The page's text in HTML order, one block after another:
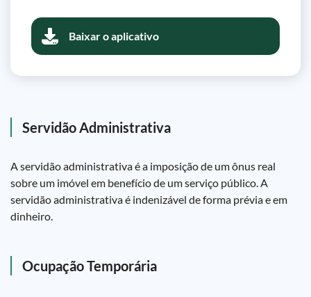
Baixar o aplicativo
Servidão Administrativa
A servidão administrativa é a imposição de um ônus real
sobre um imóvel em benefício de um serviço público. A
servidão administrativa é indenizável de forma prévia e em
dinheiro.
Ocupação Temporária